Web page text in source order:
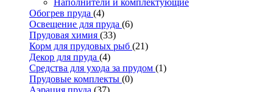
Обогрев пруда (4)
Освещение для пруда (6)
Прудовая химия (33)
Корм для прудовых рыб (21)
Декор для пруда (4)
Средства для ухода за прудом (1)
Прудовые комплекты (0)
Аэрация пруда (37)